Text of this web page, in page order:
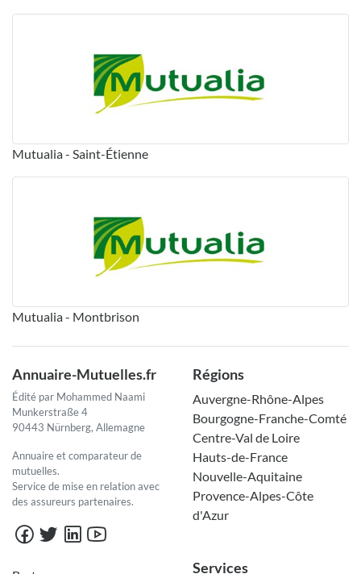
Mutualia - Saint-Étienne
Mutualia - Montbrison
Annuaire-Mutuelles.fr
Édité par Mohammed Naami
Munkerstraße 4
90443 Nürnberg, Allemagne
Annuaire et comparateur de
mutuelles.
Service de mise en relation avec
des assureurs partenaires.
Régions
Auvergne-Rhône-Alpes
Bourgogne-Franche-Comté
Centre-Val de Loire
Hauts-de-France
Nouvelle-Aquitaine
Provence-Alpes-Côte
d'Azur
Services